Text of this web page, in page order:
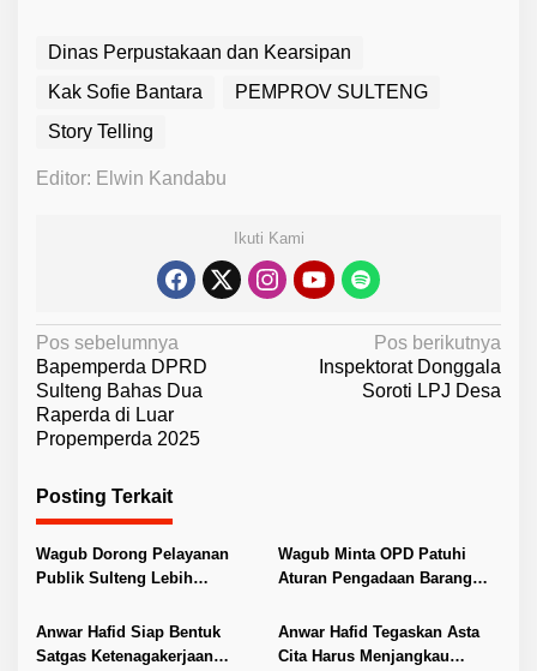
Dinas Perpustakaan dan Kearsipan
Kak Sofie Bantara
PEMPROV SULTENG
Story Telling
Editor: Elwin Kandabu
Ikuti Kami
N
a
v
i
g
a
s
i
p
o
Pos sebelumnya
Bapemperda DPRD
Sulteng Bahas Dua
Raperda di Luar
Propemperda 2025
Pos berikutnya
Inspektorat Donggala
Soroti LPJ Desa
Posting Terkait
Wagub Dorong Pelayanan
Publik Sulteng Lebih
Wagub Minta OPD Patuhi
Aturan Pengadaan Barang
Anwar Hafid Siap Bentuk
Satgas Ketenagakerjaan
Anwar Hafid Tegaskan Asta
Cita Harus Menjangkau